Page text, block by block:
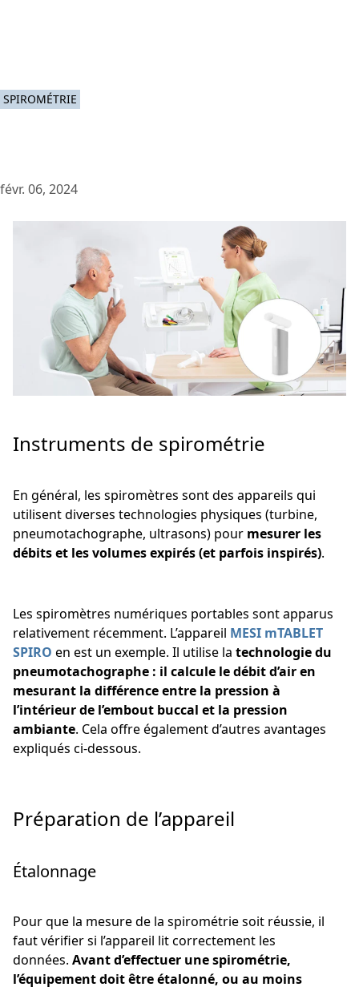
SPIROMÉTRIE
févr. 06, 2024
Instruments de spirométrie
En général, les spiromètres sont des appareils qui
utilisent diverses technologies physiques (turbine,
pneumotachographe, ultrasons) pour mesurer les
débits et les volumes expirés (et parfois inspirés).
Les spiromètres numériques portables sont apparus
relativement récemment. L’appareil MESI mTABLET
SPIRO en est un exemple. Il utilise la technologie du
pneumotachographe : il calcule le débit d’air en
mesurant la différence entre la pression à
l’intérieur de l’embout buccal et la pression
ambiante. Cela offre également d’autres avantages
expliqués ci-dessous.
Préparation de l’appareil
Étalonnage
Pour que la mesure de la spirométrie soit réussie, il
faut vérifier si l’appareil lit correctement les
données. Avant d’effectuer une spirométrie,
l’équipement doit être étalonné, ou au moins